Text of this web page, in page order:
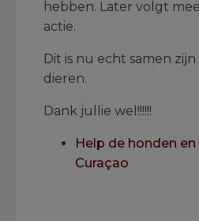
hebben. Later volgt
actie.
Dit is nu echt samen
dieren.
Dank jullie wel!!!!!!
Help de honden
Curaçao